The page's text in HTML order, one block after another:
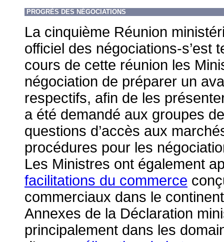
PROGRÈS DES NÉGOCIATIONS
La cinquième Réunion
officiel des négociations-s’est
cours de cette réunion les
négociation de préparer un
respectifs, afin de les
a été demandé aux groupes
questions d’accès aux
procédures pour les
Les Ministres ont également
facilitations du commerce
commerciaux dans le
Annexes de la Déclaration
principalement dans les